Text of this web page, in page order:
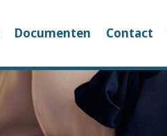
Documenten Contact